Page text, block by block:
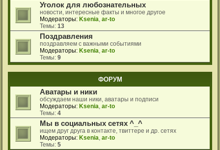
Уголок для любознательных
новости, интересные факты и многое другое
Модераторы: Ksenia ar-to
Темы: 13
Поздравления
поздравляем с важными событиями
Модераторы: Ksenia ar-to
Темы: 9
ФОРУМ
Аватары и ники
обсуждаем наши ники, аватары и подписи
Модераторы: Ksenia ar-to
Темы: 4
Мы в социальных сетях ^_^
ищем друг друга в контакте, твиттере и др. сетях
Модераторы: Ksenia ar-to
Темы: 5